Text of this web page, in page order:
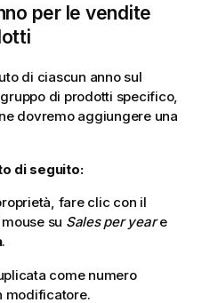
per le vendite
di ciascun anno sul
di prodotti specifico,
dovremo aggiungere una
di seguito:
fare clic con il
su Sales per yeare
.
come numero
modificatore.